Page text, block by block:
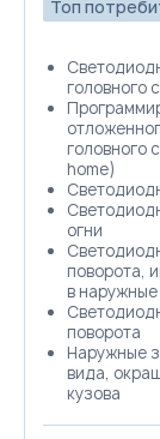
Топ
головного
головного
home)
огни
поворота,
в
поворота
Наружные
вида,
кузова